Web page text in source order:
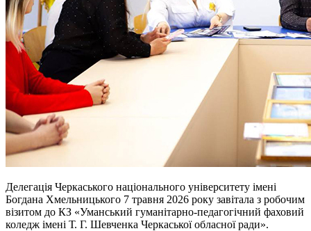
Делегація Черкаського національного університету імені
Богдана Хмельницького 7 травня 2026 року завітала з робочим
візитом до КЗ «Уманський гуманітарно-педагогічний фаховий
коледж імені Т. Г. Шевченка Черкаської обласної ради».